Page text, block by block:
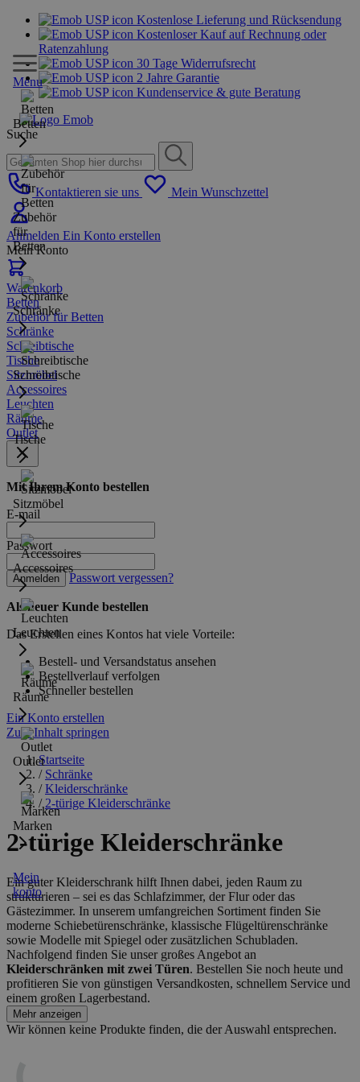
Kostenlose Lieferung und Rücksendung
Kostenloser Kauf auf Rechnung oder
Ratenzahlung
30 Tage Widerrufsrecht
2 Jahre Garantie
Kundenservice & gute Beratung
Suche
Kontaktieren sie uns Mein Wunschzettel
Anmelden Ein Konto erstellen
Mein Konto
Warenkorb
Menu
Betten
Zubehör
für
Betten
Schränke
Schreibtische
Tische
Sitzmöbel
Accessoires
Leuchten
Räume
Outlet
Marken
Mein
konto
Betten
Zubehör für Betten
Schränke
Schreibtische
Tische
Sitzmöbel
Accessoires
Leuchten
Räume
Outlet
Mit Ihrem Konto bestellen
E-mail
Passwort
Anmelden Passwort vergessen?
Als neuer Kunde bestellen
Das Erstellen eines Kontos hat viele Vorteile:
Bestell- und Versandstatus ansehen
Bestellverlauf verfolgen
Schneller bestellen
Ein Konto erstellen
Zum Inhalt springen
Startseite
/ Schränke
/ Kleiderschränke
/ 2-türige Kleiderschränke
2-türige Kleiderschränke
Ein guter Kleiderschrank hilft Ihnen dabei, jeden Raum zu
strukturieren – sei es das Schlafzimmer, der Flur oder das
Gästezimmer. In unserem umfangreichen Sortiment finden Sie
moderne Schiebetürenschränke, klassische Flügeltürenschränke
sowie Modelle mit Spiegel oder zusätzlichen Schubladen.
Nachfolgend finden Sie unser großes Angebot an
Kleiderschränken mit zwei Türen. Bestellen Sie noch heute und
profitieren Sie von günstigen Versandkosten, schnellem Service und
einem großen Lagerbestand.
Mehr anzeigen
Wir können keine Produkte finden, die der Auswahl entsprechen.